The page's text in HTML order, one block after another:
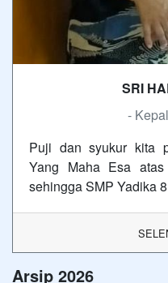
SRI
-
Puji dan syukur kita
Yang Maha Esa
sehingga SMP Yadika
Arsip 2026